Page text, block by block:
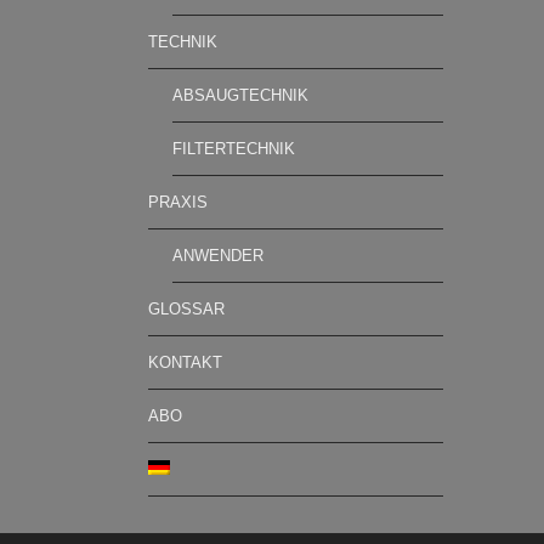
TECHNIK
ABSAUGTECHNIK
FILTERTECHNIK
PRAXIS
ANWENDER
GLOSSAR
KONTAKT
ABO